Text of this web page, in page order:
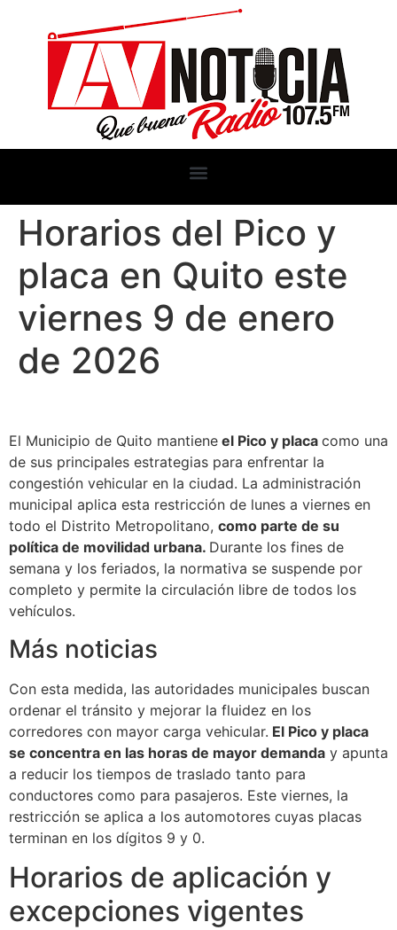
Horarios del Pico y
placa en Quito este
viernes 9 de enero
de 2026
El Municipio de Quito mantiene el Pico y placa como una
de sus principales estrategias para enfrentar la
congestión vehicular en la ciudad. La administración
municipal aplica esta restricción de lunes a viernes en
todo el Distrito Metropolitano, como parte de su
política de movilidad urbana. Durante los fines de
semana y los feriados, la normativa se suspende por
completo y permite la circulación libre de todos los
vehículos.
Más noticias
Con esta medida, las autoridades municipales buscan
ordenar el tránsito y mejorar la fluidez en los
corredores con mayor carga vehicular. El Pico y placa
se concentra en las horas de mayor demanda y apunta
a reducir los tiempos de traslado tanto para
conductores como para pasajeros. Este viernes, la
restricción se aplica a los automotores cuyas placas
terminan en los dígitos 9 y 0.
Horarios de aplicación y
excepciones vigentes